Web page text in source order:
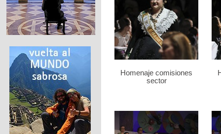
Homenaje comisiones
sector